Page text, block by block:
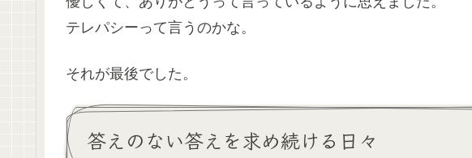
テレパシーって言うのかな。
それが最後でした。
答えのない答えを求め続ける日々